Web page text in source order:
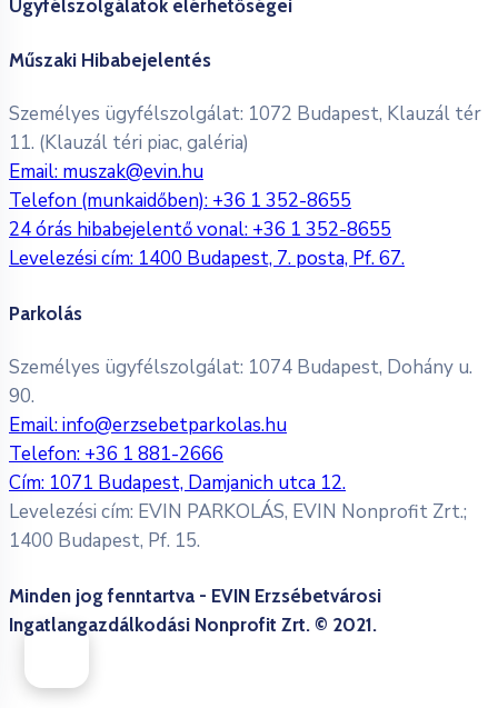
Ügyfélszolgálatok elérhetőségei
Műszaki Hibabejelentés
Személyes ügyfélszolgálat: 1072 Budapest, Klauzál tér
11. (Klauzál téri piac, galéria)
Email: muszak@evin.hu
Telefon (munkaidőben): +36 1 352-8655
24 órás hibabejelentő vonal: +36 1 352-8655
Levelezési cím: 1400 Budapest, 7. posta, Pf. 67.
Parkolás
Személyes ügyfélszolgálat: 1074 Budapest, Dohány u.
90.
Email:info@erzsebetparkolas.hu
Telefon: +36 1 881-2666
Cím: 1071 Budapest, Damjanich utca 12.
Levelezési cím: EVIN PARKOLÁS, EVIN Nonprofit Zrt.;
1400 Budapest, Pf. 15.
Minden jog fenntartva - EVIN Erzsébetvárosi
Ingatlangazdálkodási Nonprofit Zrt. © 2021.
Adatkezelési Tájékoztatás